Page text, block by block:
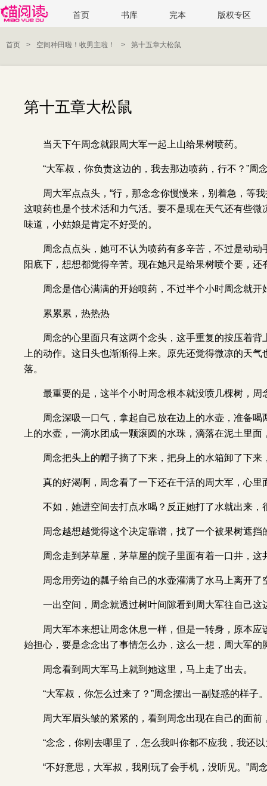
首页 书库 完本 版权专区
首页 > 空间种田啦！收男主啦！ > 第十五章大松鼠
第十五章大松鼠
当天下午周念就跟周大军一起上山给果树喷药。
“大军叔，你负责这边的，我去那边喷药，行不？”
周大军点点头，“行，那念念你慢慢来，别着急，等
这喷药也是个技术活和力气活。要不是现在天气还有些
味道，小姑娘是肯定不好受的。
周念点点头，她可不认为喷药有多辛苦，不过是动
阳底下，想想都觉得辛苦。现在她只是给果树喷个要，还
周念是信心满满的开始喷药，不过半个小时周念就开
累累累，热热热
周念的心里面只有这两个念头，这手重复的按压着
上的动作。这日头也渐渐得上来。原先还觉得微凉的天
落。
最重要的是，这半个小时周念根本就没喷几棵树，
周念深吸一口气，拿起自己放在边上的水壶，准备
上的水壶，一滴水团成一颗滚圆的水珠，滴落在泥土里面
周念把头上的帽子摘了下来，把身上的水箱卸了下
真的好渴啊，周念看了一下还在干活的周大军，心里
不如，她进空间去打点水喝？反正她打了水就出来，
周念越想越觉得这个决定靠谱，找了一个被果树遮
周念走到茅草屋，茅草屋的院子里面有着一口井，
周念用旁边的瓢子给自己的水壶灌满了水马上离开
一出空间，周念就透过树叶间隙看到周大军往自己这
周大军本来想让周念休息一样，但是一转身，原本
始担心，要是念念出了事情怎么办，这么一想，周大军的
周念看到周大军马上就到她这里，马上走了出去。
“大军叔，你怎么过来了？”周念摆出一副疑惑的样子
周大军眉头皱的紧紧的，看到周念出现在自己的面前
“念念，你刚去哪里了，怎么我叫你都不应我，我还
“不好意思，大军叔，我刚玩了会手机，没听见。”